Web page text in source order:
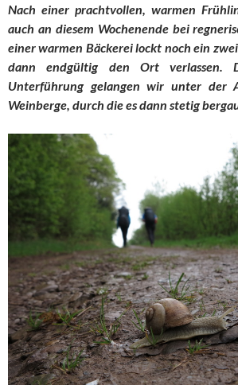
Nach einer prachtvollen, warmen
auch an diesem Wochenende bei
einer warmen Bäckerei lockt noch ein
dann endgültig den Ort verlassen.
Unterführung gelangen wir unter der
Weinberge, durch die es dann stetig